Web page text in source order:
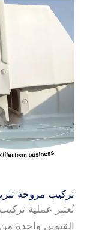
تركيب مروحة
تُعتبر عملية
القيوين واحدة